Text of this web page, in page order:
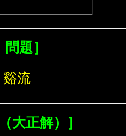
問題］
谿流
大正解）］